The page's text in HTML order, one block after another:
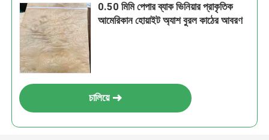
0.50 মিমি পেপার ব্যাক ভিনিয়ার প্রাকৃতিক
আমেরিকান হোয়াইট অ্যাশ বুরল কাঠের আবরণ
চালিয়ে